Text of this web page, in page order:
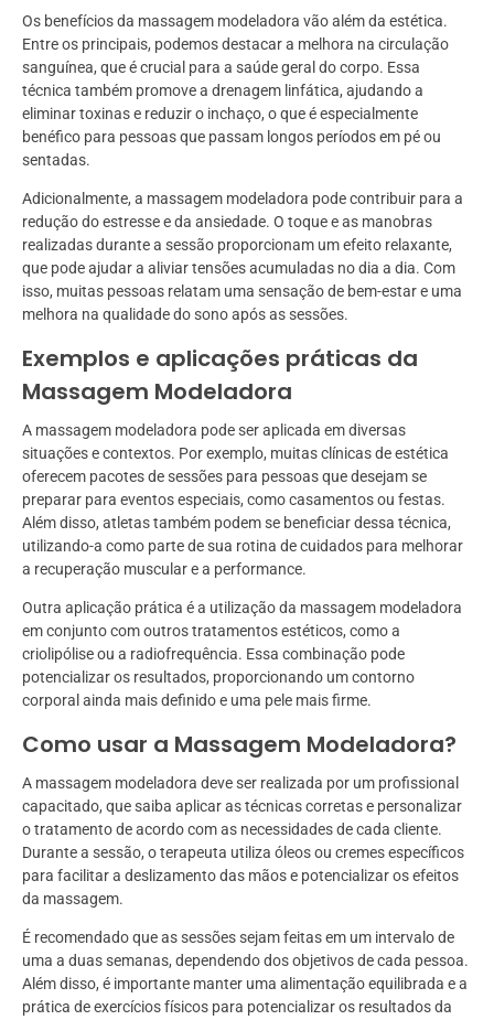
Os benefícios da massagem modeladora vão além da estética.
Entre os principais, podemos destacar a melhora na circulação
sanguínea, que é crucial para a saúde geral do corpo. Essa
técnica também promove a drenagem linfática, ajudando a
eliminar toxinas e reduzir o inchaço, o que é especialmente
benéfico para pessoas que passam longos períodos em pé ou
sentadas.
Adicionalmente, a massagem modeladora pode contribuir para a
redução do estresse e da ansiedade. O toque e as manobras
realizadas durante a sessão proporcionam um efeito relaxante,
que pode ajudar a aliviar tensões acumuladas no dia a dia. Com
isso, muitas pessoas relatam uma sensação de bem-estar e uma
melhora na qualidade do sono após as sessões.
Exemplos e aplicações práticas da
Massagem Modeladora
A massagem modeladora pode ser aplicada em diversas
situações e contextos. Por exemplo, muitas clínicas de estética
oferecem pacotes de sessões para pessoas que desejam se
preparar para eventos especiais, como casamentos ou festas.
Além disso, atletas também podem se beneficiar dessa técnica,
utilizando-a como parte de sua rotina de cuidados para melhorar
a recuperação muscular e a performance.
Outra aplicação prática é a utilização da massagem modeladora
em conjunto com outros tratamentos estéticos, como a
criolipólise ou a radiofrequência. Essa combinação pode
potencializar os resultados, proporcionando um contorno
corporal ainda mais definido e uma pele mais firme.
Como usar a Massagem Modeladora?
A massagem modeladora deve ser realizada por um profissional
capacitado, que saiba aplicar as técnicas corretas e personalizar
o tratamento de acordo com as necessidades de cada cliente.
Durante a sessão, o terapeuta utiliza óleos ou cremes específicos
para facilitar a deslizamento das mãos e potencializar os efeitos
da massagem.
É recomendado que as sessões sejam feitas em um intervalo de
uma a duas semanas, dependendo dos objetivos de cada pessoa.
Além disso, é importante manter uma alimentação equilibrada e a
prática de exercícios físicos para potencializar os resultados da